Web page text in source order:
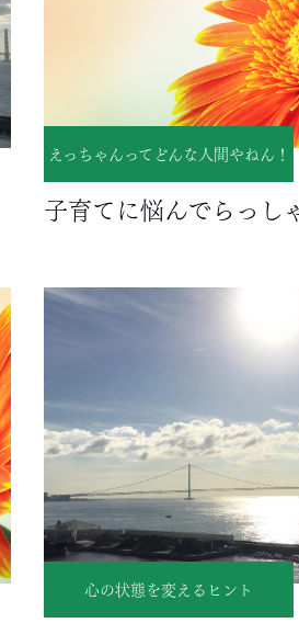
えっちゃんってどんな人間やねん！
子育てに悩んでらっし
心の状態を変えるヒント